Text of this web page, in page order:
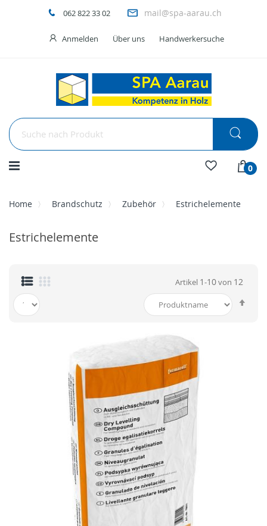
062 822 33 02 mail@spa-aarau.ch
Anmelden Über uns Handwerkersuche
Menü
0
Home Brandschutz Zubehör Estrichelemente
Estrichelemente
Artikel 1-10von 12